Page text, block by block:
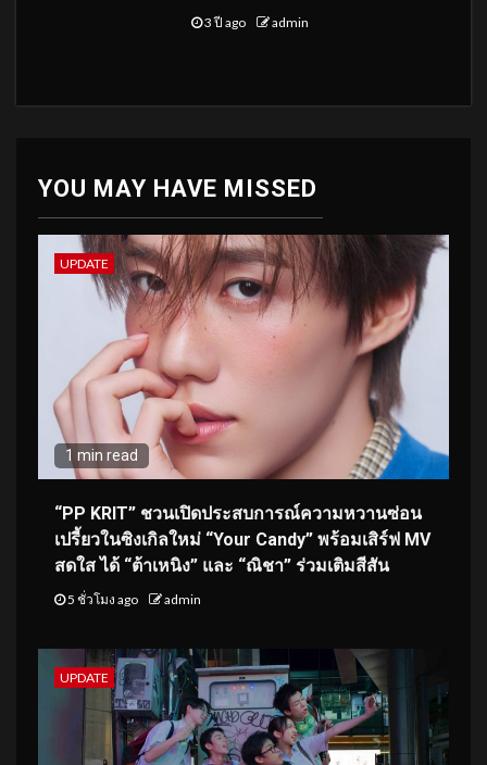
3 ปี ago admin
YOU MAY HAVE MISSED
UPDATE
1 min read
“PP KRIT” ชวนเปิดประสบการณ์ความหวานซ่อน
เปรี้ยวในซิงเกิลใหม่ “Your Candy” พร้อมเสิร์ฟ MV
สดใส ได้ “ต้าเหนิง” และ “ณิชา” ร่วมเติมสีสัน
5 ชั่วโมง ago admin
UPDATE